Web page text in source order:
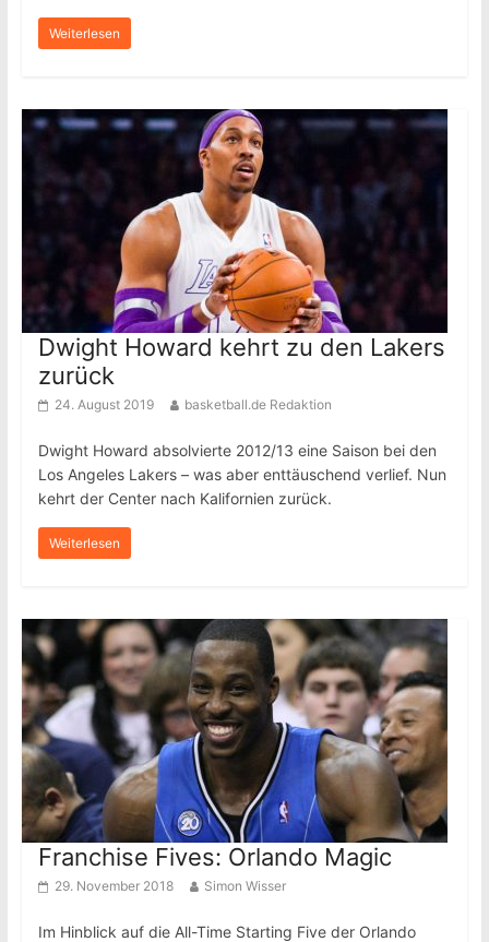
Weiterlesen
Dwight Howard kehrt zu den Lakers
zurück
24. August 2019 basketball.de Redaktion
Dwight Howard absolvierte 2012/13 eine Saison bei den
Los Angeles Lakers – was aber enttäuschend verlief. Nun
kehrt der Center nach Kalifornien zurück.
Weiterlesen
Franchise Fives: Orlando Magic
29. November 2018 Simon Wisser
Im Hinblick auf die All-Time Starting Five der Orlando